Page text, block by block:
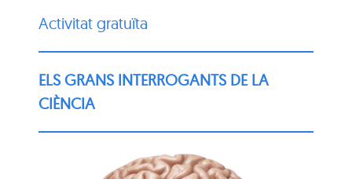
Activitat gratuïta
ELS GRANS INTERROGANTS DE LA
CIÈNCIA